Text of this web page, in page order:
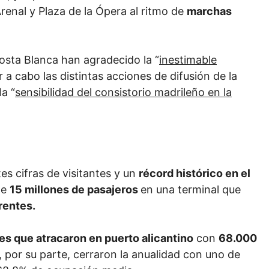
y Plaza de la Ópera al ritmo de marchas
Blanca han agradecido la “inestimable
a cabo las distintas acciones de difusión de la
“sensibilidad del consistorio madrileño en la
cifras de visitantes y un récord histórico en el
15 millones de pasajeros en una terminal que
que atracaron en puerto alicantino con 68.000
por su parte, cerraron la anualidad con uno de